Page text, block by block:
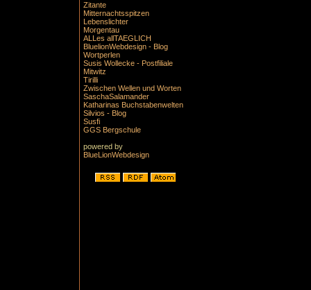
Zitante
Mitternachtsspitzen
Lebenslichter
Morgentau
ALLes allTAEGLICH
BluelionWebdesign - Blog
Wortperlen
Susis Wollecke - Postfiliale
Mitwitz
Tirilli
Zwischen Wellen und Worten
SaschaSalamander
Katharinas Buchstabenwelten
Silvios - Blog
Susfi
GGS Bergschule
powered by
BlueLionWebdesign